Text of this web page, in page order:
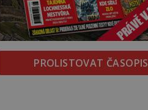
PROLISTOVAT ČASOPIS